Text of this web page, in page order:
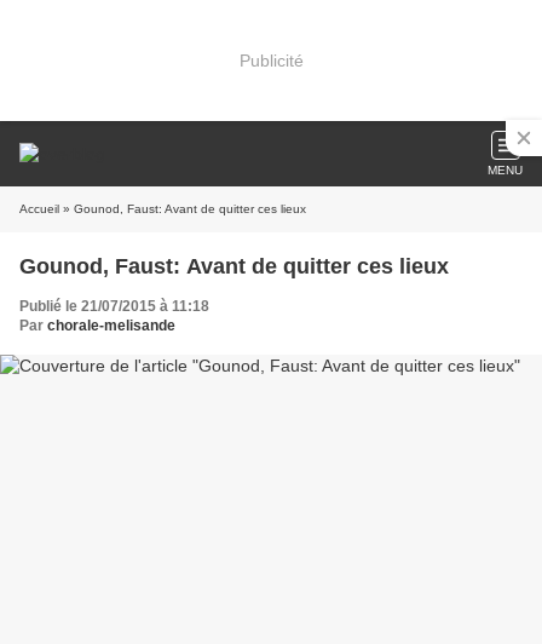
Publicité
MENU
Accueil » Gounod, Faust: Avant de quitter ces lieux
Gounod, Faust: Avant de quitter ces lieux
Publié le 21/07/2015 à 11:18
Par chorale-melisande